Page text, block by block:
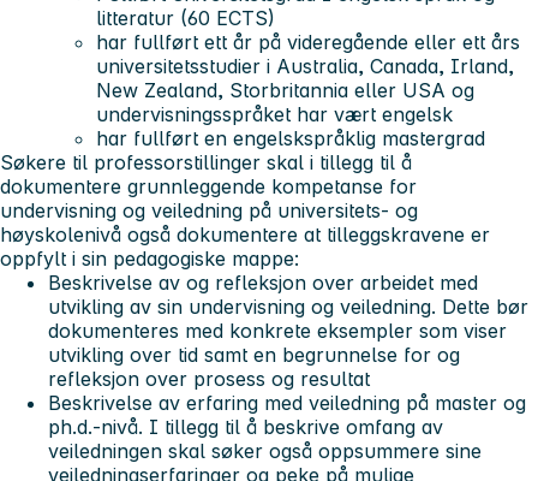
litteratur (60 ECTS)
har fullført ett år på videregående eller ett års
universitetsstudier i Australia, Canada, Irland,
New Zealand, Storbritannia eller USA og
undervisningsspråket har vært engelsk
har fullført en engelskspråklig mastergrad
Søkere til professorstillinger skal i tillegg til å
dokumentere grunnleggende kompetanse for
undervisning og veiledning på universitets- og
høyskolenivå også dokumentere at tilleggskravene er
oppfylt i sin pedagogiske mappe:
Beskrivelse av og refleksjon over arbeidet med
utvikling av sin undervisning og veiledning. Dette bør
dokumenteres med konkrete eksempler som viser
utvikling over tid samt en begrunnelse for og
refleksjon over prosess og resultat
Beskrivelse av erfaring med veiledning på master og
ph.d.-nivå. I tillegg til å beskrive omfang av
veiledningen skal søker også oppsummere sine
veiledningserfaringer og peke på mulige